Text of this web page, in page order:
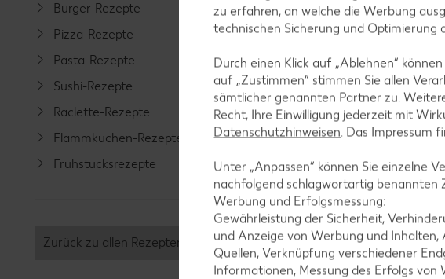
Burger-Rezepte
Pizza-Rezepte
Pasta-Rezepte
Sushi-Rezepte
Raclette-Rezepte
Flammkuchen-Rezepte
Frühstücksrezepte
Salat-Rezepte
Spargel-Rezepte
Fleisch-Rezepte
Fisch-Rezepte
Geflügel-Rezepte
Lamm-Rezepte
Grill-Rezepte
Zurück zu allen Rezepten
zu erfahren, an welche die Werbung
technischen Sicherung und Optimierung
Durch einen Klick auf „Ablehnen“
auf „Zustimmen“ stimmen Sie allen
sämtlicher genannten Partner zu.
Recht, Ihre Einwilligung jederzeit mit
Datenschutzhinweisen. Das Impressum
Unter „Anpassen“ können Sie einzelne
nachfolgend schlagwortartig benannten
Werbung und Erfolgsmessung:
Gewährleistung der Sicherheit,
und Anzeige von Werbung und
Quellen, Verknüpfung verschiedener
Informationen, Messung des Erfolgs von